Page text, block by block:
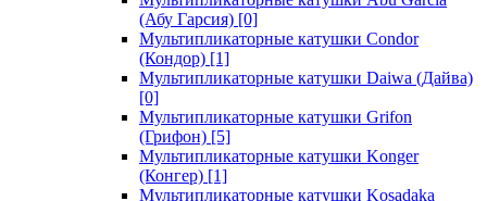
(Абу Гарсия) [0]
Мультипликаторные катушки Condor
(Кондор) [1]
Мультипликаторные катушки Daiwa (Дайва)
[0]
Мультипликаторные катушки Grifon
(Грифон) [5]
Мультипликаторные катушки Konger
(Конгер) [1]
Мультипликаторные катушки Kosadaka